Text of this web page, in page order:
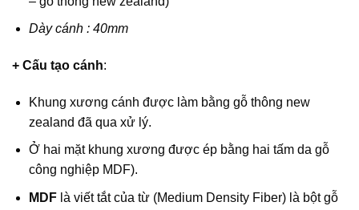
Dày cánh : 40mm
+ Cấu tạo cánh:
Khung xương cánh được làm bằng gỗ thông new
zealand đã qua xử lý.
Ở hai mặt khung xương được ép bằng hai tấm da gỗ
công nghiệp MDF).
MDFlà viết tắt của từ (Medium Density Fiber) là bột gỗ